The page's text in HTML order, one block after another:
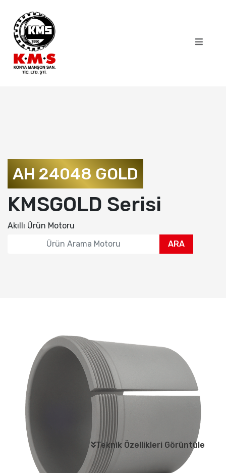
Teknik Özellikleri Görüntüle
AH 24048 GOLD
KMSGOLD Serisi
Akıllı Ürün Motoru
ARA